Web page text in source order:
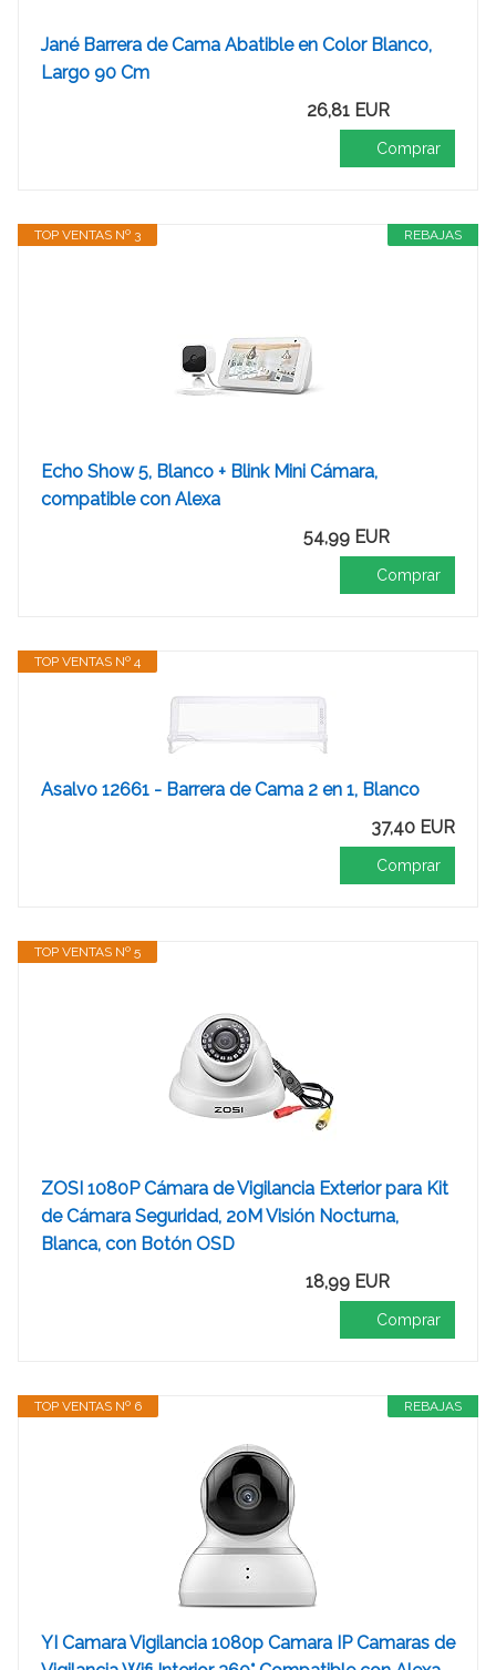
Jané Barrera de Cama Abatible en Color Blanco,
Largo 90 Cm
26,81 EUR
Comprar
REBAJAS
TOP VENTAS Nº 3
Echo Show 5, Blanco + Blink Mini Cámara,
compatible con Alexa
54,99 EUR
Comprar
TOP VENTAS Nº 4
Asalvo 12661 - Barrera de Cama 2 en 1, Blanco
37,40 EUR
Comprar
TOP VENTAS Nº 5
ZOSI 1080P Cámara de Vigilancia Exterior para Kit
de Cámara Seguridad, 20M Visión Nocturna,
Blanca, con Botón OSD
18,99 EUR
Comprar
REBAJAS
TOP VENTAS Nº 6
YI Camara Vigilancia 1080p Camara IP Camaras de